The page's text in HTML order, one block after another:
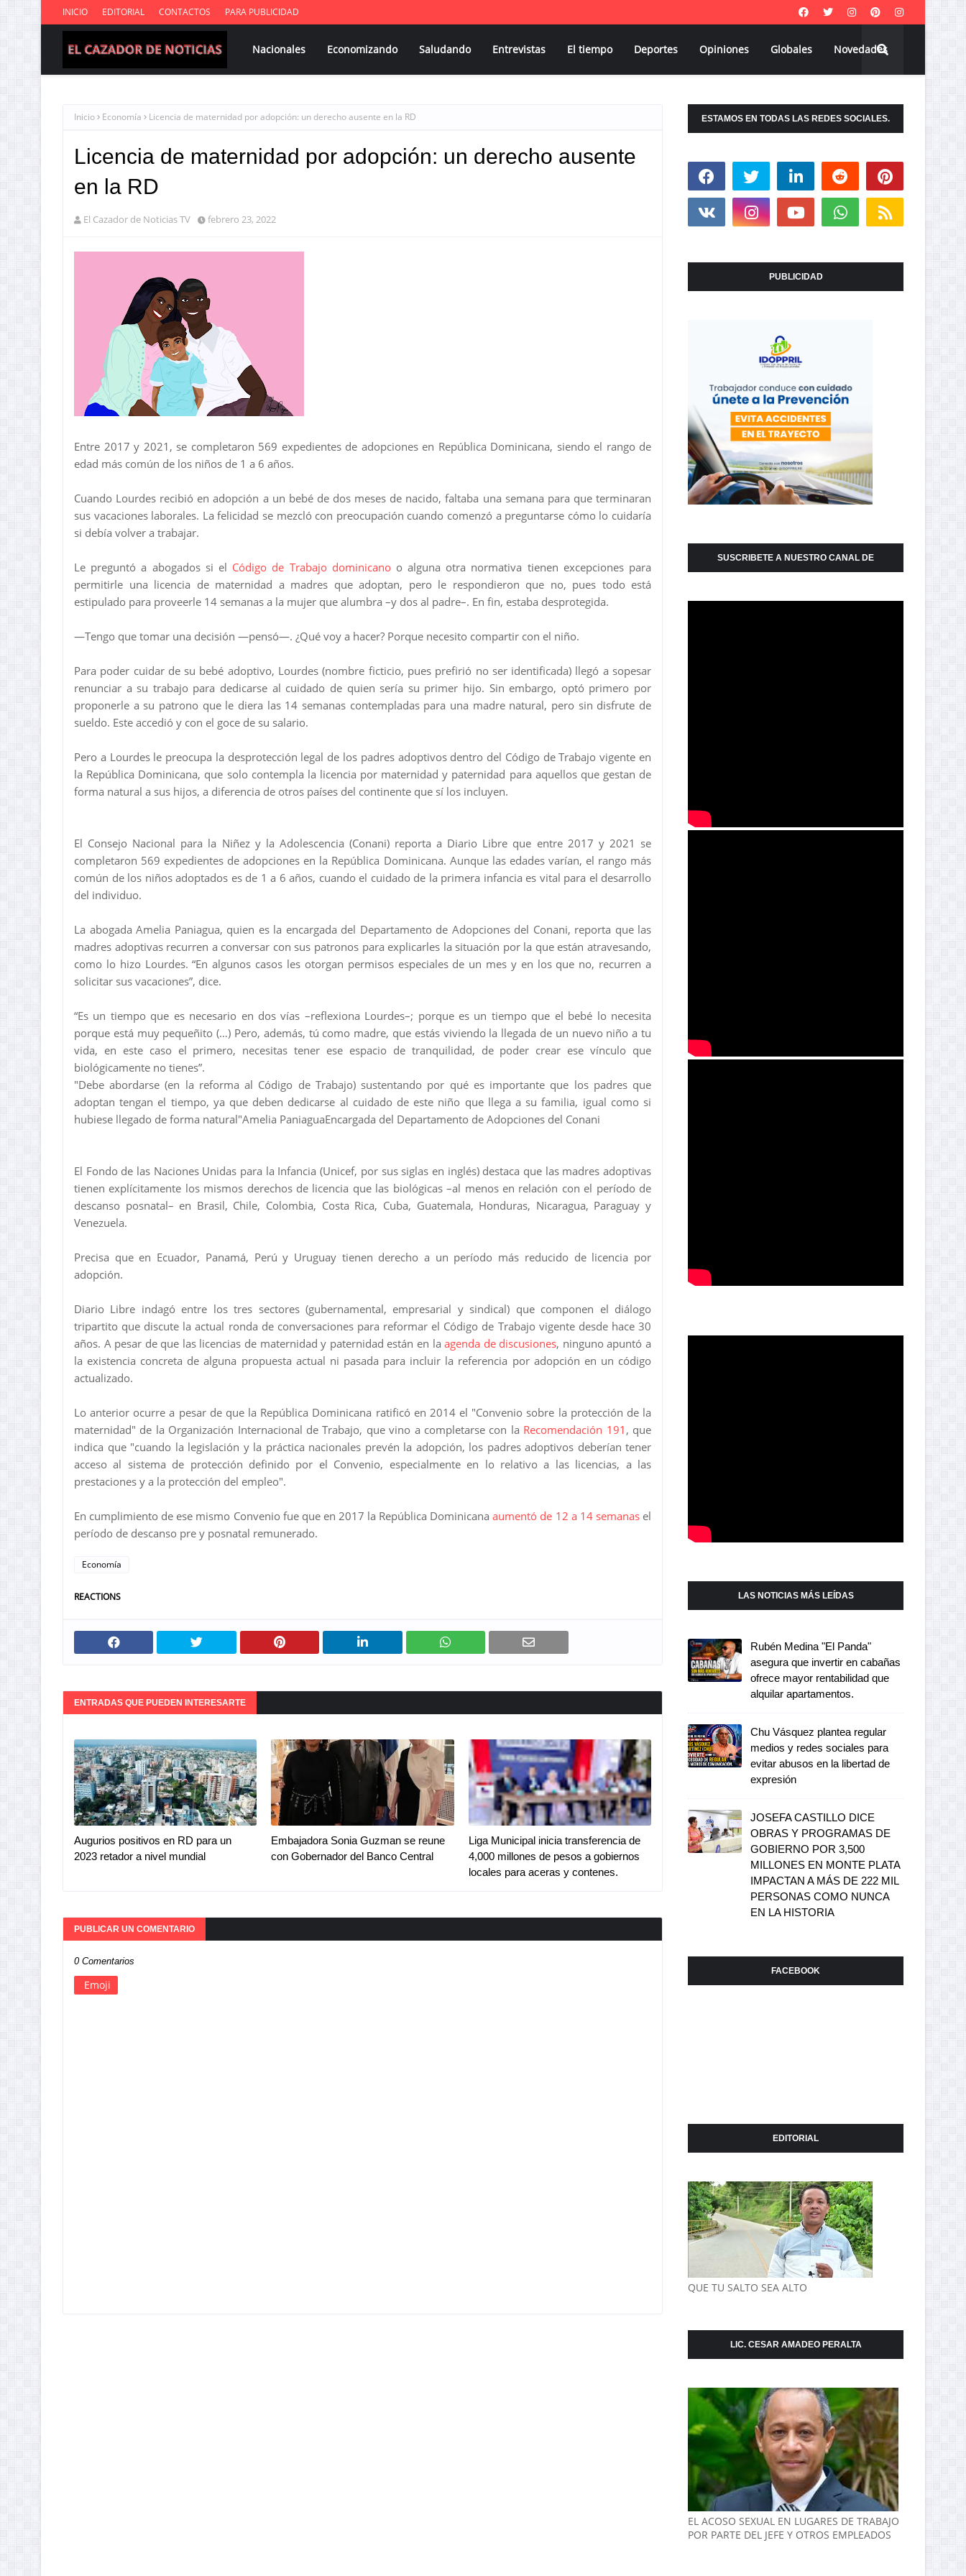
INICIO EDITORIAL CONTACTOS PARA PUBLICIDAD
Nacionales Economizando Saludando Entrevistas El tiempo Deportes Opiniones Globales Novedades
Inicio Economía Licencia de maternidad por adopción: un derecho ausente en la RD
Licencia de maternidad por adopción: un derecho ausente
en la RD
El Cazador de Noticias TV febrero 23, 2022
Entre 2017 y 2021, se completaron 569 expedientes de adopciones en República Dominicana, siendo el rango de
edad más común de los niños de 1 a 6 años.
Cuando Lourdes recibió en adopción a un bebé de dos meses de nacido, faltaba una semana para que terminaran
sus vacaciones laborales. La felicidad se mezcló con preocupación cuando comenzó a preguntarse cómo lo cuidaría
si debía volver a trabajar.
Le preguntó a abogados si el Código de Trabajo dominicanoo alguna otra normativa tienen excepciones para
permitirle una licencia de maternidad a madres que adoptan, pero le respondieron que no, pues todo está
estipulado para proveerle 14 semanas a la mujer que alumbra –y dos al padre–. En fin, estaba desprotegida.
—Tengo que tomar una decisión —pensó—. ¿Qué voy a hacer? Porque necesito compartir con el niño.
Para poder cuidar de su bebé adoptivo, Lourdes (nombre ficticio, pues prefirió no ser identificada) llegó a sopesar
renunciar a su trabajo para dedicarse al cuidado de quien sería su primer hijo. Sin embargo, optó primero por
proponerle a su patrono que le diera las 14 semanas contempladas para una madre natural, pero sin disfrute de
sueldo. Este accedió y con el goce de su salario.
Pero a Lourdes le preocupa la desprotección legal de los padres adoptivos dentro del Código de Trabajo vigente en
la República Dominicana, que solo contempla la licencia por maternidad y paternidad para aquellos que gestan de
forma natural a sus hijos, a diferencia de otros países del continente que sí los incluyen.
El Consejo Nacional para la Niñez y la Adolescencia (Conani) reporta a Diario Libre que entre 2017 y 2021 se
completaron 569 expedientes de adopciones en la República Dominicana. Aunque las edades varían, el rango más
común de los niños adoptados es de 1 a 6 años, cuando el cuidado de la primera infancia es vital para el desarrollo
del individuo.
La abogada Amelia Paniagua, quien es la encargada del Departamento de Adopciones del Conani, reporta que las
madres adoptivas recurren a conversar con sus patronos para explicarles la situación por la que están atravesando,
como lo hizo Lourdes. “En algunos casos les otorgan permisos especiales de un mes y en los que no, recurren a
solicitar sus vacaciones”, dice.
“Es un tiempo que es necesario en dos vías –reflexiona Lourdes–; porque es un tiempo que el bebé lo necesita
porque está muy pequeñito (…) Pero, además, tú como madre, que estás viviendo la llegada de un nuevo niño a tu
vida, en este caso el primero, necesitas tener ese espacio de tranquilidad, de poder crear ese vínculo que
biológicamente no tienes”.
"Debe abordarse (en la reforma al Código de Trabajo) sustentando por qué es importante que los padres que
adoptan tengan el tiempo, ya que deben dedicarse al cuidado de este niño que llega a su familia, igual como si
hubiese llegado de forma natural"Amelia PaniaguaEncargada del Departamento de Adopciones del Conani
El Fondo de las Naciones Unidas para la Infancia (Unicef, por sus siglas en inglés) destaca que las madres adoptivas
tienen explícitamente los mismos derechos de licencia que las biológicas –al menos en relación con el período de
descanso posnatal– en Brasil, Chile, Colombia, Costa Rica, Cuba, Guatemala, Honduras, Nicaragua, Paraguay y
Venezuela.
Precisa que en Ecuador, Panamá, Perú y Uruguay tienen derecho a un período más reducido de licencia por
adopción.
Diario Libre indagó entre los tres sectores (gubernamental, empresarial y sindical) que componen el diálogo
tripartito que discute la actual ronda de conversaciones para reformar el Código de Trabajo vigente desde hace 30
años. A pesar de que las licencias de maternidad y paternidad están en laagenda de discusiones, ninguno apuntó a
la existencia concreta de alguna propuesta actual ni pasada para incluir la referencia por adopción en un código
actualizado.
Lo anterior ocurre a pesar de que la República Dominicana ratificó en 2014 el "Convenio sobre la protección de la
maternidad" de la Organización Internacional de Trabajo, que vino a completarse con la Recomendación 191 , que
indica que "cuando la legislación y la práctica nacionales prevén la adopción, los padres adoptivos deberían tener
acceso al sistema de protección definido por el Convenio, especialmente en lo relativo a las licencias, a las
prestaciones y a la protección del empleo".
En cumplimiento de ese mismo Convenio fue que en 2017 la República Dominicanaaumentó de 12 a 14 semanasel
período de descanso pre y posnatal remunerado.
Economía
REACTIONS
ENTRADAS QUE PUEDEN INTERESARTE
Augurios positivos en RD para un
2023 retador a nivel mundial
Embajadora Sonia Guzman se reune
con Gobernador del Banco Central
Liga Municipal inicia transferencia de
4,000 millones de pesos a gobiernos
locales para aceras y contenes.
PUBLICAR UN COMENTARIO
0 Comentarios
Emoji
ESTAMOS EN TODAS LAS REDES SOCIALES.
PUBLICIDAD
SUSCRIBETE A NUESTRO CANAL DE
LAS NOTICIAS MÁS LEÍDAS
Rubén Medina "El Panda"
asegura que invertir en cabañas
ofrece mayor rentabilidad que
alquilar apartamentos.
Chu Vásquez plantea regular
medios y redes sociales para
evitar abusos en la libertad de
expresión
JOSEFA CASTILLO DICE
OBRAS Y PROGRAMAS DE
GOBIERNO POR 3,500
MILLONES EN MONTE PLATA
IMPACTAN A MÁS DE 222 MIL
PERSONAS COMO NUNCA
EN LA HISTORIA
FACEBOOK
EDITORIAL
QUE TU SALTO SEA ALTO
LIC. CESAR AMADEO PERALTA
EL ACOSO SEXUAL EN LUGARES DE TRABAJO
POR PARTE DEL JEFE Y OTROS EMPLEADOS